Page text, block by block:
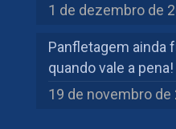
1 de dezembro de
Panfletagem ainda
quando vale a pena!
19 de novembro de